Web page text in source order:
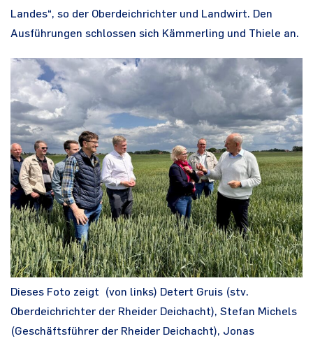
Landes“, so der Oberdeichrichter und Landwirt. Den
Ausführungen schlossen sich Kämmerling und Thiele an.
Dieses Foto zeigt (von links) Detert Gruis (stv.
Oberdeichrichter der Rheider Deichacht), Stefan Michels
(Geschäftsführer der Rheider Deichacht), Jonas